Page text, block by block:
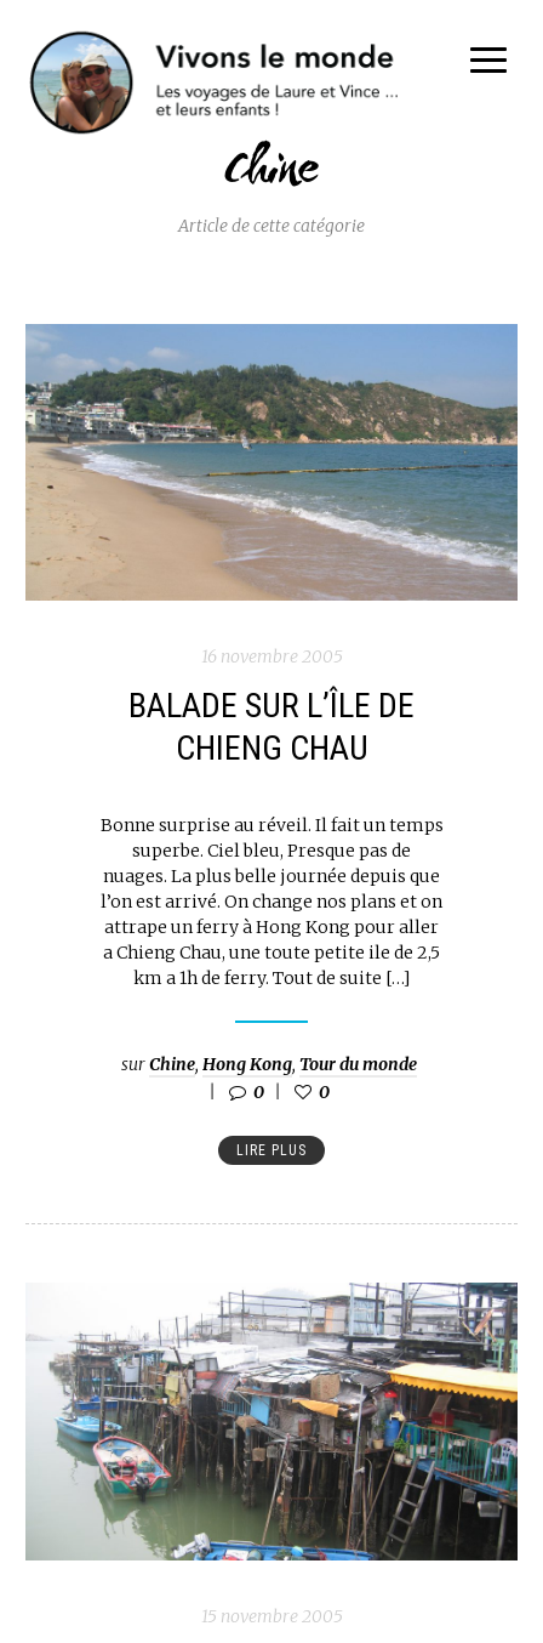
Chine
Article de cette catégorie
16 novembre 2005
BALADE SUR L’ÎLE DE
CHIENG CHAU
Bonne surprise au réveil. Il fait un temps
superbe. Ciel bleu, Presque pas de
nuages. La plus belle journée depuis que
l’on est arrivé. On change nos plans et on
attrape un ferry à Hong Kong pour aller
a Chieng Chau, une toute petite ile de 2,5
km a 1h de ferry. Tout de suite […]
surChine, Hong Kong, Tour du monde
0
0
LIRE PLUS
15 novembre 2005